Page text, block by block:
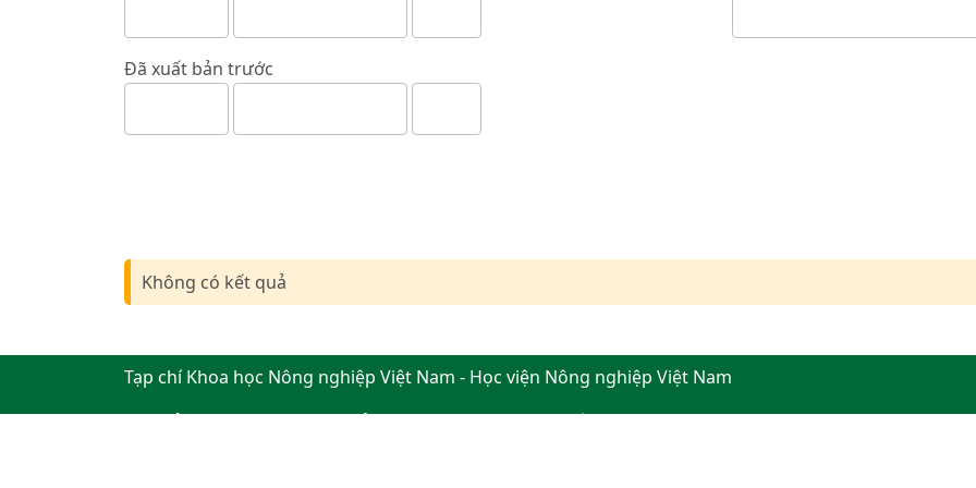
Đã xuất bản trước
Không có kết quả
Tạp chí Khoa học Nông nghiệp Việt Nam - Học viện Nông nghiệp Việt Nam
Địa chỉ: Đường Ngô Xuân Quảng, xã Gia Lâm, thành phố Hà Nội